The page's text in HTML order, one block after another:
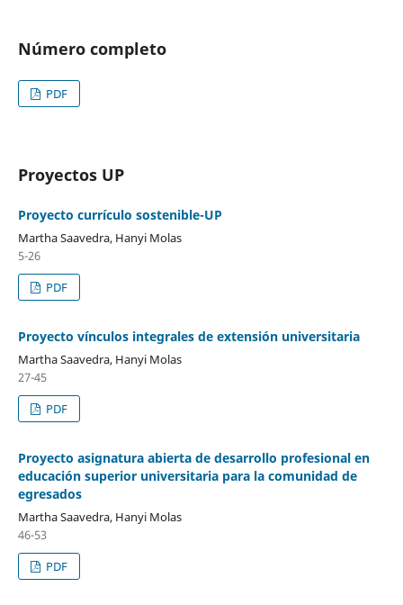
Número completo
PDF
Proyectos UP
Proyecto currículo sostenible-UP
Martha Saavedra, Hanyi Molas
5-26
PDF
Proyecto vínculos integrales de extensión universitaria
Martha Saavedra, Hanyi Molas
27-45
PDF
Proyecto asignatura abierta de desarrollo profesional en
educación superior universitaria para la comunidad de
egresados
Martha Saavedra, Hanyi Molas
46-53
PDF